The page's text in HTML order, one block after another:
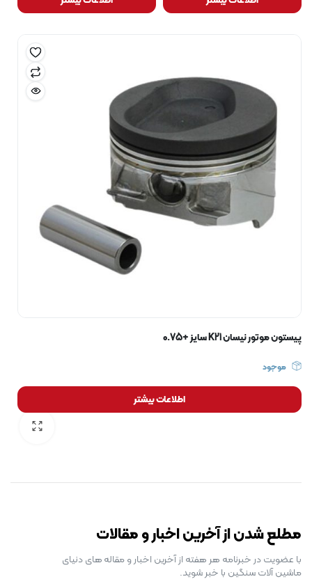
پیستون موتور نیسان K21 سایز +0.75
موجود
اطلاعات بیشتر
مطلع شدن از آخرین اخبار و مقالات
با عضویت در خبرنامه هر هفته از آخرین اخبار و مقاله های دنیای
ماشین آلات سنگین با خبر شوید.